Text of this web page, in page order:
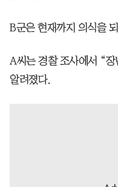
B군은 현재까지 의식을
A씨는 경찰 조사에서 “
알려졌다.